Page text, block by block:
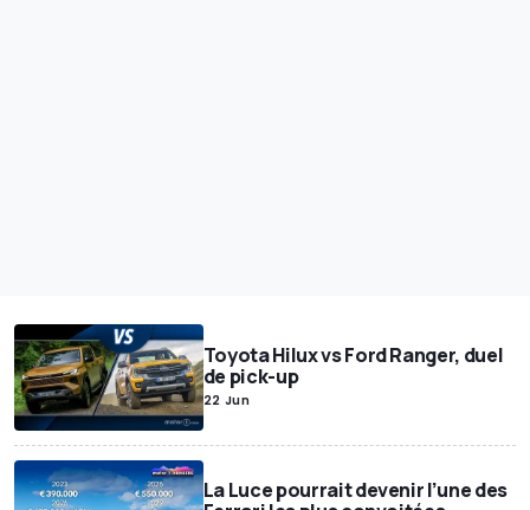
Toyota Hilux vs Ford Ranger, duel
de pick-up
22 Jun
La Luce pourrait devenir l’une des